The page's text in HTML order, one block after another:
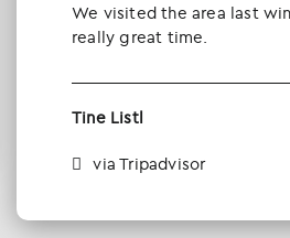
We visited the area last
really great time.
Tine Listl
via Tripadvisor